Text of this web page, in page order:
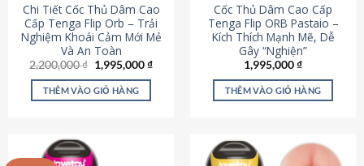
Chi Tiết Cốc Thủ Dâm Cao
Cấp Tenga Flip Orb – Trải
Nghiệm Khoái Cảm Mới Mẻ
Và An Toàn
2,200,000₫ Giá
gốc
là:
2,200,000 ₫.
1,995,000₫Giá
THÊM VÀO GIỎ HÀNG
Cốc Thủ Dâm Cao Cấp
Tenga Flip ORB Pastaio –
Kích Thích Mạnh Mẽ, Dễ
Gây “Nghiện”
1,995,000₫
THÊM VÀO GIỎ HÀNG